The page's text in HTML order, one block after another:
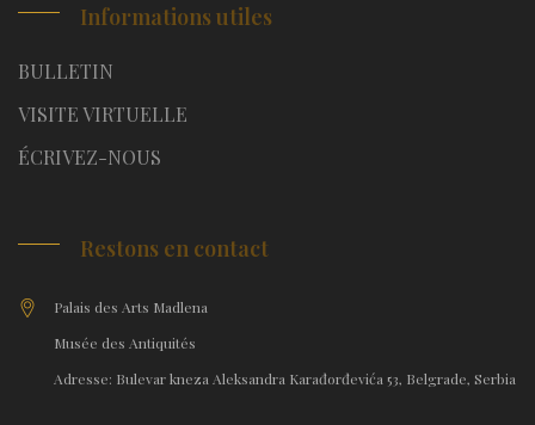
Informations utiles
BULLETIN
VISITE VIRTUELLE
ÉCRIVEZ-NOUS
Restons en contact
Palais des Arts Madlena
Musée des Antiquités
Adresse: Bulevar kneza Aleksandra Karađorđevića 53, Belgrade, Serbia